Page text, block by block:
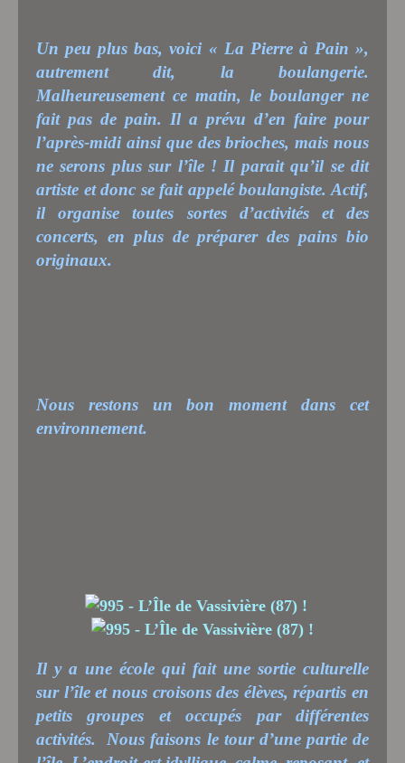
Un peu plus bas, voici « La Pierre à Pain »,
autrement dit, la boulangerie.
Malheureusement ce matin, le boulanger ne
fait pas de pain. Il a prévu d’en faire pour
l’après-midi ainsi que des brioches, mais nous
ne serons plus sur l’île ! Il parait qu’il se dit
artiste et donc se fait appelé boulangiste. Actif,
il organise toutes sortes d’activités et des
concerts, en plus de préparer des pains bio
originaux.
Nous restons un bon moment dans cet
environnement.
Il y a une école qui fait une sortie culturelle
sur l’île et nous croisons des élèves, répartis en
petits groupes et occupés par différentes
activités.
Nous faisons le tour d’une partie de